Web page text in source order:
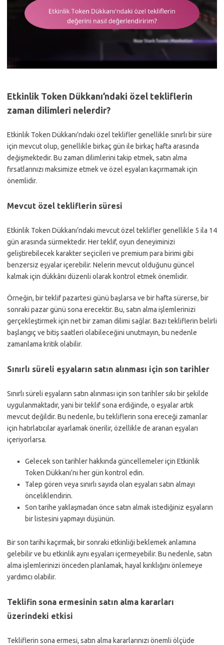
Etkinlik Token Dükkanı’ndaki özel tekliflerin
zaman dilimleri nelerdir?
Etkinlik Token Dükkanı’ndaki özel teklifler genellikle sınırlı bir süre
için mevcut olup, genellikle birkaç gün ile birkaç hafta arasında
değişmektedir. Bu zaman dilimlerini takip etmek, satın alma
fırsatlarınızı maksimize etmek ve özel eşyaları kaçırmamak için
önemlidir.
Mevcut özel tekliflerin süresi
Etkinlik Token Dükkanı’ndaki mevcut özel teklifler genellikle 5 ila 14
gün arasında sürmektedir. Her teklif, oyun deneyiminizi
geliştirebilecek karakter seçicileri ve premium para birimi gibi
benzersiz eşyalar içerebilir. Nelerin mevcut olduğunu güncel
kalmak için dükkânı düzenli olarak kontrol etmek önemlidir.
Örneğin, bir teklif pazartesi günü başlarsa ve bir hafta sürerse, bir
sonraki pazar günü sona erecektir. Bu, satın alma işlemlerinizi
gerçekleştirmek için net bir zaman dilimi sağlar. Bazı tekliflerin belirli
başlangıç ve bitiş saatleri olabileceğini unutmayın, bu nedenle
zamanlama kritik olabilir.
Sınırlı süreli eşyaların satın alınması için son tarihler
Sınırlı süreli eşyaların satın alınması için son tarihler sıkı bir şekilde
uygulanmaktadır, yani bir teklif sona erdiğinde, o eşyalar artık
mevcut değildir. Bu nedenle, bu tekliflerin sona ereceği zamanlar
için hatırlatıcılar ayarlamak önerilir, özellikle de aranan eşyaları
içeriyorlarsa.
Gelecek son tarihler hakkında güncellemeler için Etkinlik
Token Dükkanı’nı her gün kontrol edin.
Talep gören veya sınırlı sayıda olan eşyaları satın almayı
önceliklendirin.
Son tarihe yaklaşmadan önce satın almak istediğiniz eşyaların
bir listesini yapmayı düşünün.
Bir son tarihi kaçırmak, bir sonraki etkinliği beklemek anlamına
gelebilir ve bu etkinlik aynı eşyaları içermeyebilir. Bu nedenle, satın
alma işlemlerinizi önceden planlamak, hayal kırıklığını önlemeye
yardımcı olabilir.
Teklifin sona ermesinin satın alma kararları
üzerindeki etkisi
Tekliflerin sona ermesi, satın alma kararlarınızı önemli ölçüde